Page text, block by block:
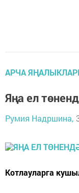
АРЧА
Яңа ел
Румия Надршина,
Котлауларга